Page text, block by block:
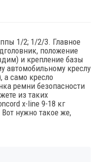
1/2; 1/2/3. Главное
положение
и крепление базы
автомобильному креслу
а само кресло
ремни безопасности
из таких
x-line 9-18 кг
нужно такое же,